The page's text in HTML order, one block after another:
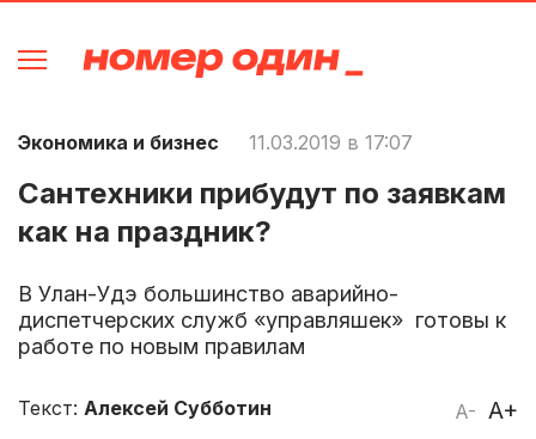
Экономика и бизнес 11.03.2019 в 17:07
Сантехники прибудут по заявкам
как на праздник?
В Улан-Удэ большинство аварийно-
диспетчерских служб «управляшек» готовы к
работе по новым правилам
A- A+
Текст: Алексей Субботин